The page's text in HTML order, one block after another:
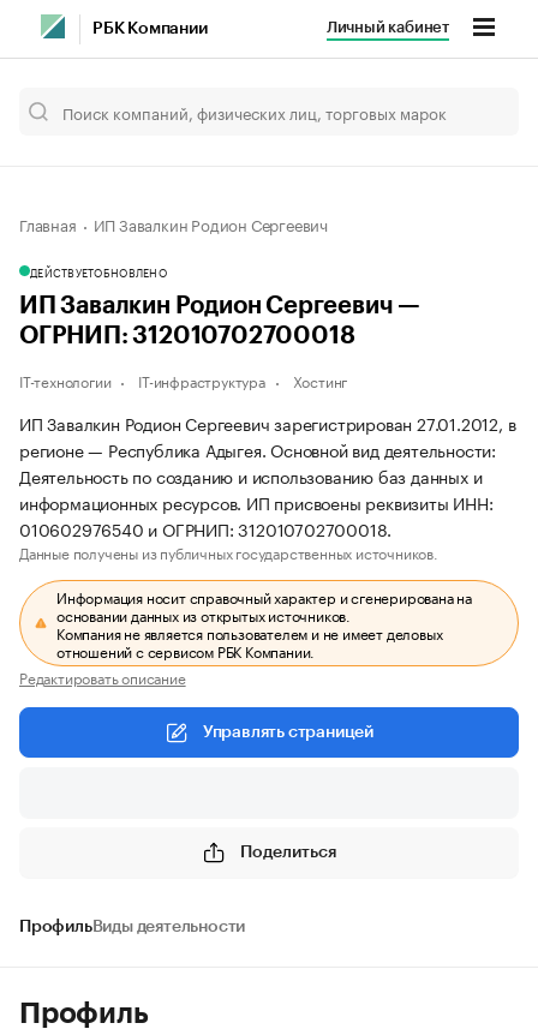
РБК Компании Личный кабинет
Главная ИП Завалкин Родион Сергеевич
ДЕЙСТВУЕТОБНОВЛЕНО
ИП Завалкин Родион Сергеевич —
ОГРНИП: 312010702700018
IT-технологии IT-инфраструктура Хостинг
ИП Завалкин Родион Сергеевич зарегистрирован 27.01.2012, в
регионе — Республика Адыгея. Основной вид деятельности:
Деятельность по созданию и использованию баз данных и
информационных ресурсов. ИП присвоены реквизиты ИНН:
010602976540 и ОГРНИП: 312010702700018.
Данные получены из публичных государственных источников.
Информация носит справочный характер и сгенерирована на
основании данных из открытых источников.
Компания не является пользователем и не имеет деловых
отношений с сервисом РБК Компании.
Редактировать описание
Управлять страницей
Поделиться
ПрофильВиды деятельности
Профиль